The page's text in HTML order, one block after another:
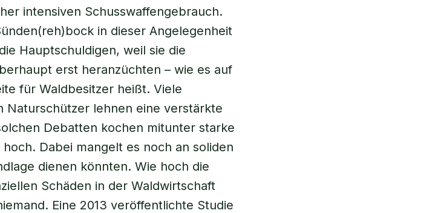
intensiven Schusswaffengebrauch.
in dieser Angelegenheit
Hauptschuldigen, weil sie die
erst heranzüchten – wie es auf
für Waldbesitzer heißt. Viele
Naturschützer lehnen eine verstärkte
Debatten kochen mitunter starke
Dabei mangelt es noch an soliden
dienen könnten. Wie hoch die
Schäden in der Waldwirtschaft
Eine 2013 veröffentlichte Studie